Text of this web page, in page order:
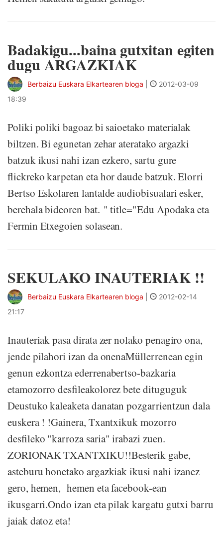
Badakigu...baina gutxitan egiten
dugu ARGAZKIAK
Berbaizu Euskara Elkartearen bloga
2012-03-09
18:39
Poliki poliki bagoaz bi saioetako materialak
biltzen. Bi egunetan zehar ateratako argazki
batzuk ikusi nahi izan ezkero, sartu gure
flickreko karpetan eta hor daude batzuk. Elorri
Bertso Eskolaren lantalde audiobisualari esker,
berehala bideoren bat. " title="Edu Apodaka eta
Fermin Etxegoien solasean.
SEKULAKO INAUTERIAK !!
Berbaizu Euskara Elkartearen bloga
2012-02-14
21:17
Inauteriak pasa dirata zer nolako penagiro ona,
jende pilahori izan da onenaMüllerrenean egin
genun ezkontza ederrenabertso-bazkaria
etamozorro desfileakolorez bete dituguguk
Deustuko kaleaketa danatan pozgarrientzun dala
euskera ! !Gainera, Txantxikuk mozorro
desfileko "karroza saria" irabazi zuen.
ZORIONAK TXANTXIKU!!Besterik gabe,
asteburu honetako argazkiak ikusi nahi izanez
gero, hemen, hemen eta facebook-ean
ikusgarri.Ondo izan eta pilak kargatu gutxi barru
jaiak datoz eta!